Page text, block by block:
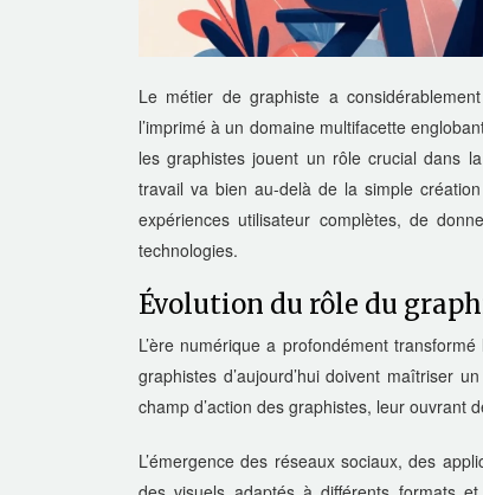
Le métier de graphiste a
l’imprimé à un domaine multifacette
les graphistes jouent un rôle crucial dans
travail va bien au-delà de la simple
expériences utilisateur complètes, de
technologies.
Évolution du rôle du
L’ère numérique a profondément
graphistes d’aujourd’hui doivent maîtriser
champ d’action des graphistes, leur ouvrant
L’émergence des réseaux sociaux, des